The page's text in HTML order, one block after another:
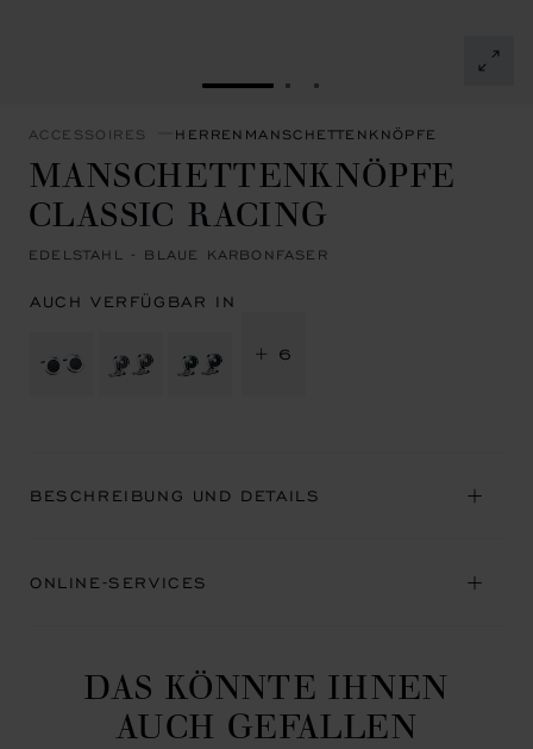
ZUR FOLIE GEHEN 1
ZUR FOLIE GEHEN 2
ZUR FOLIE GEHEN 3
ACCESSOIRES HERRENMANSCHETTENKNÖPFE
MANSCHETTENKNÖPFE
CLASSIC RACING
EDELSTAHL - BLAUE KARBONFASER
AUCH VERFÜGBAR IN
+ 6
BESCHREIBUNG UND DETAILS
ONLINE-SERVICES
DAS KÖNNTE IHNEN
AUCH GEFALLEN